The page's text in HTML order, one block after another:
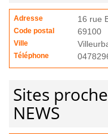
Adresse 16 rue
Code postal 69100
Ville
Téléphone
Sites
NEWS